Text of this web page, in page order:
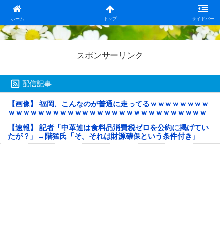
ホーム トップ サイドバー
日本第一！ニュース録
スポンサーリンク
配信記事
【画像】 福岡、こんなのが普通に走ってるｗｗｗｗｗｗｗｗ
ｗｗｗｗｗｗｗｗｗｗｗｗｗｗｗｗｗｗｗｗｗｗｗｗｗｗｗ
ｗｗｗｗｗ
【速報】 記者「中革連は食料品消費税ゼロを公約に掲げてい
たが？」→階猛氏「そ、それは財源確保という条件付き」